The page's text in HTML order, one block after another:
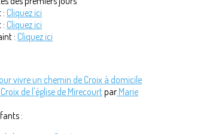
: Cliquez ici
: Cliquez ici
: Cliquez ici
vivre un chemin de Croix à domicile
de l'église de Mirecourtpar Marie
: